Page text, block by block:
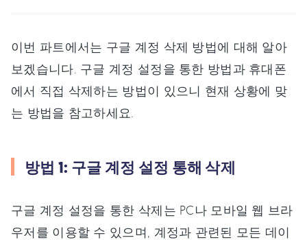
이번 파트에서는 구글 계정 삭제 방법에 대해 알아
보겠습니다. 구글 계정 설정을 통한 방법과 휴대폰
에서 직접 삭제하는 방법이 있으니 현재 상황에 맞
는 방법을 참고하세요.
방법 1: 구글 계정 설정 통해 삭제
구글 계정 설정을 통한 삭제는 PC나 모바일 웹 브라
우저를 이용할 수 있으며, 계정과 관련된 모든 데이